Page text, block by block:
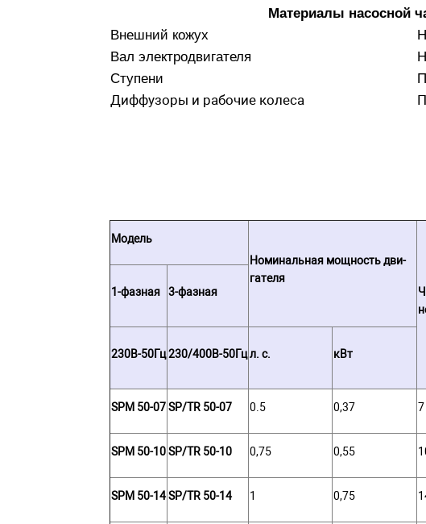
Материалы насосной
Внешний кожух
Вал электродвигателя
Ступени
Диффузоры и рабочие колеса
Модель
Но­ми­наль­ная мощ­ность дви­
га­те­ля
1-фазная 3-фазная
230В-50Гц230/400В-50Гцл. с. кВт
SPM 50-07SP/TR 50-07 0.5 0,37 7
SPM 50-10SP/TR 50-10 0,75 0,55
SPM 50-14SP/TR 50-14 1 0,75